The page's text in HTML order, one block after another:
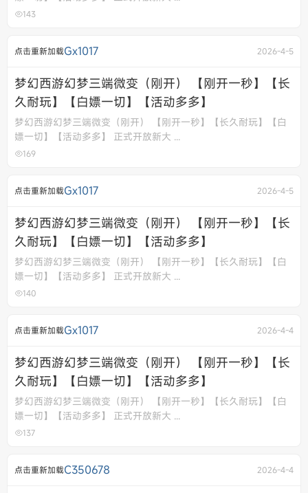
143
点击重新加载Gx1017 2026-4-5
梦幻西游幻梦三端微变（刚开） 【刚开一秒】【长
久耐玩】【白嫖一切】【活动多多】
梦幻西游幻梦三端微变（刚开） 【刚开一秒】【长久耐玩】【白
嫖一切】【活动多多】 正式开放新大 ...
169
点击重新加载Gx1017 2026-4-5
梦幻西游幻梦三端微变（刚开） 【刚开一秒】【长
久耐玩】【白嫖一切】【活动多多】
梦幻西游幻梦三端微变（刚开） 【刚开一秒】【长久耐玩】【白
嫖一切】【活动多多】 正式开放新大 ...
140
点击重新加载Gx1017 2026-4-4
梦幻西游幻梦三端微变（刚开） 【刚开一秒】【长
久耐玩】【白嫖一切】【活动多多】
梦幻西游幻梦三端微变（刚开） 【刚开一秒】【长久耐玩】【白
嫖一切】【活动多多】 正式开放新大 ...
137
点击重新加载C350678 2026-4-4